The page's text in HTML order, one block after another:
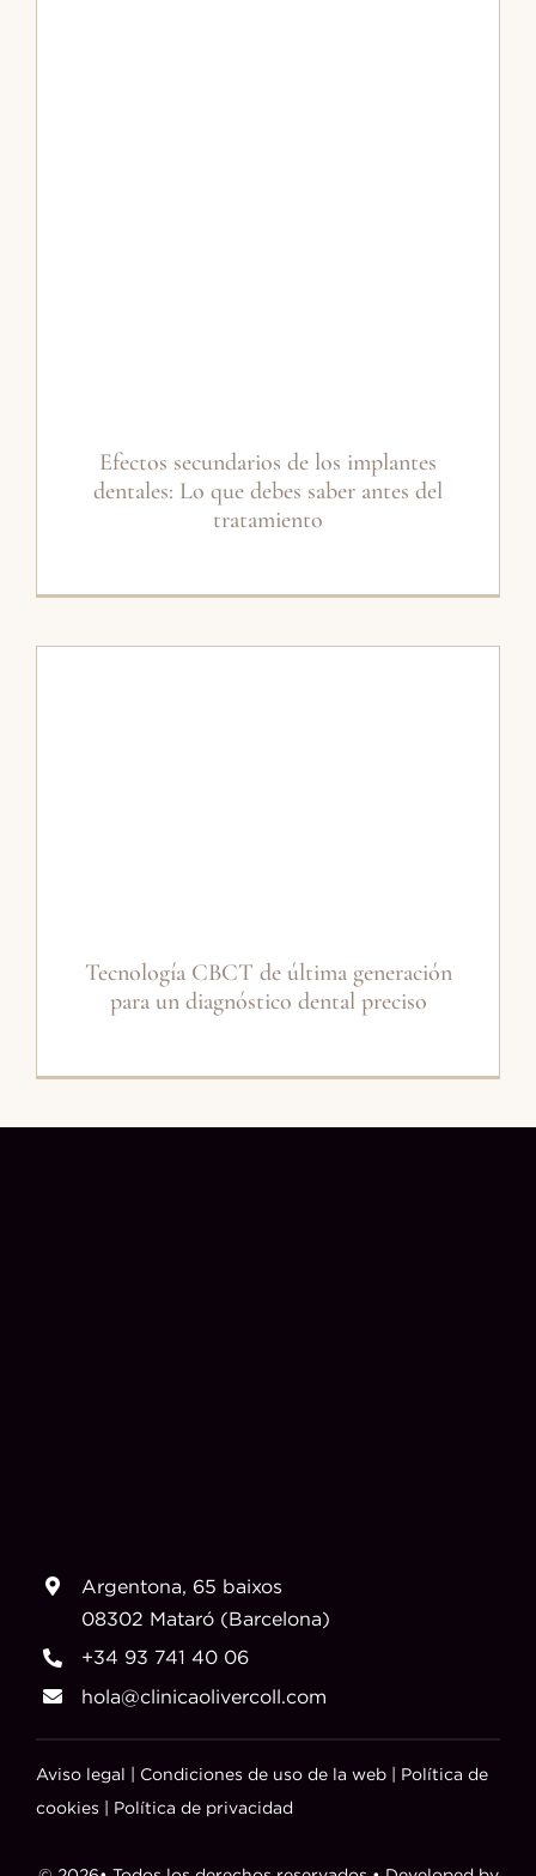
Efectos secundarios de los implantes
dentales: Lo que debes saber antes del
tratamiento
Tecnología CBCT de última generación
para un diagnóstico dental preciso
Argentona, 65 baixos
08302 Mataró (Barcelona)
+34 93 741 40 06
hola@clinicaolivercoll.com
Aviso legal Condiciones de uso de la web|
Política de
cookies
Política de privacidad